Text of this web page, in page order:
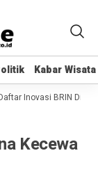
Kabar Wisata
Kabar Wisata
Inovasi BRIN
Kecewa